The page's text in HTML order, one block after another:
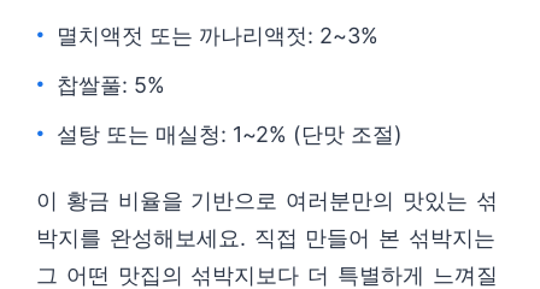
멸치액젓 또는 까나리액젓: 2~3%
찹쌀풀: 5%
설탕 또는 매실청: 1~2% (단맛 조절)
이 황금 비율을 기반으로 여러분만의 맛있는 섞
박지를 완성해보세요. 직접 만들어 본 섞박지는
그 어떤 맛집의 섞박지보다 더 특별하게 느껴질